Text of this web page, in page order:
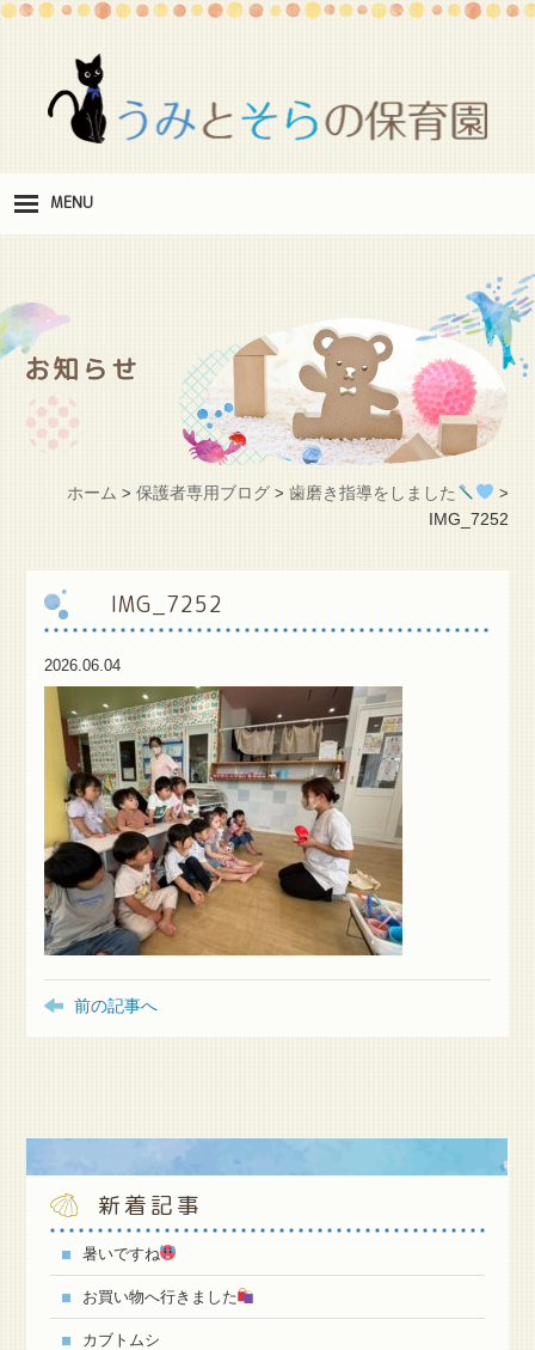
MENU
職
施 設紹介
護者様専用ブログ
お知らせ
ホーム > 保護者専用ブログ> 歯磨き指導をしました >
IMG_7252
IMG_7252
2026.06.04
前の記事へ
新着記事
暑いですね
お買い物へ行きました
カブトムシ